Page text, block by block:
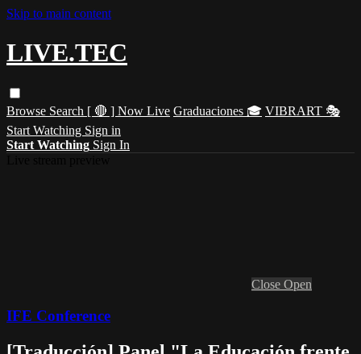
Skip to main content
LIVE.TEC
Browse Search [ 🔴 ] Now Live Graduaciones 🎓 VIBRART 🎭
Start Watching Sign in
Start Watching Sign In
Close Open
IFE Conference